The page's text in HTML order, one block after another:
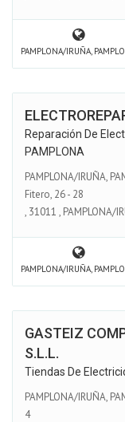
PAMPLONA/IRUÑA,
Reparación De
PAMPLONA
PAMPLONA/IRUÑA,
Fitero, 26 - 28
, 31011 , PAMPLONA/
PAMPLONA/IRUÑA,
GASTEIZ
S.L.L.
Tiendas De
PAMPLONA/IRUÑA,
4